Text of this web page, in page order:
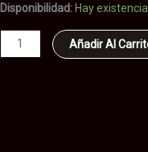
Disponibilidad: Hay
Shadows
-
Añadir Al